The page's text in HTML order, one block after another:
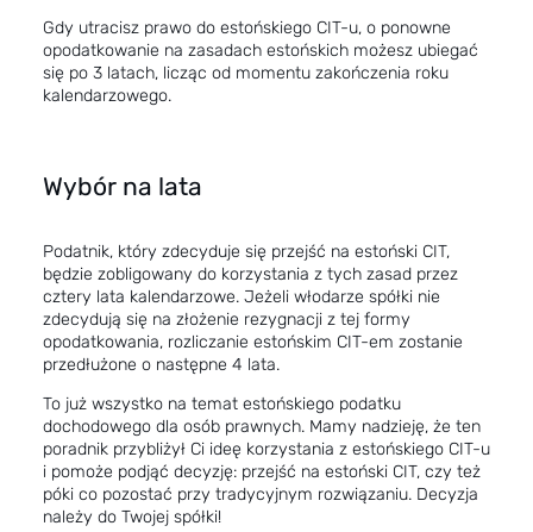
Gdy utracisz prawo do estońskiego CIT-u, o ponowne
opodatkowanie na zasadach estońskich możesz ubiegać
się po 3 latach, licząc od momentu zakończenia roku
kalendarzowego.
Wybór na lata
Podatnik, który zdecyduje się przejść na estoński CIT,
będzie zobligowany do korzystania z tych zasad przez
cztery lata kalendarzowe. Jeżeli włodarze spółki nie
zdecydują się na złożenie rezygnacji z tej formy
opodatkowania, rozliczanie estońskim CIT-em zostanie
przedłużone o następne 4 lata.
To już wszystko na temat estońskiego podatku
dochodowego dla osób prawnych. Mamy nadzieję, że ten
poradnik przybliżył Ci ideę korzystania z estońskiego CIT-u
i pomoże podjąć decyzję: przejść na estoński CIT, czy też
póki co pozostać przy tradycyjnym rozwiązaniu. Decyzja
należy do Twojej spółki!